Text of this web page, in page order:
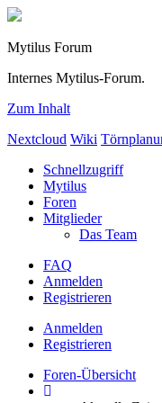
Mytilus Forum
Internes Mytilus-Forum.
Zum Inhalt
Nextcloud Wiki
Schnellzugriff
Mytilus
Foren
Mitglieder
Das Team
FAQ
Anmelden
Registrieren
Anmelden
Registrieren
Foren-Übersicht